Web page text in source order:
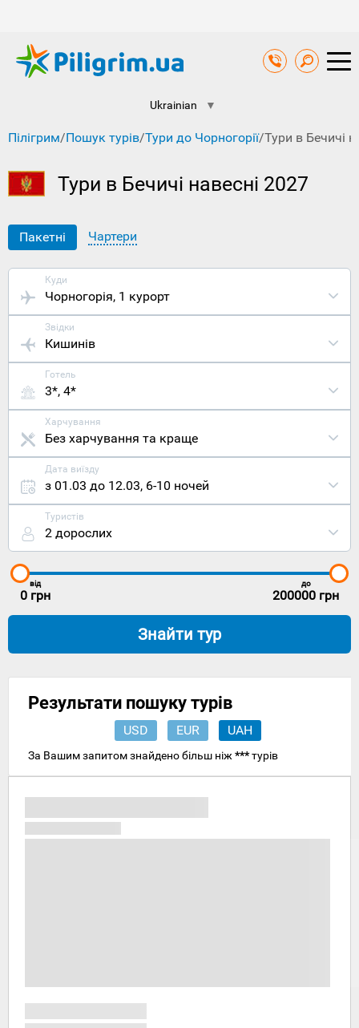
Ukrainian ▼
Пілігрим/Пошук турів/Тури до Чорногорії/Тури в Бечичі
Тури в Бечичі навесні 2027
Пакетні Чартери
Куди
Чорногорія, 1 курорт
Звідки
Кишинів
Готель
3*, 4*
Харчування
Без харчування та краще
Дата виїзду
з 01.03 до 12.03, 6-10 ночей
Туристів
2 дорослих
від
0 грн
до
200000 грн
Знайти тур
Результати пошуку турів
USD EUR UAH
За Вашим запитом знайдено більш ніж ***турів